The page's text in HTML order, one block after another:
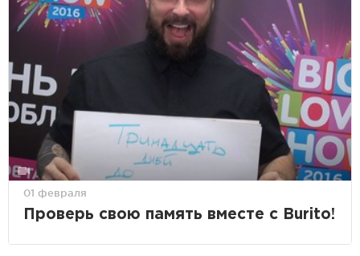
01 февраля
Проверь свою память вместе с Burito!